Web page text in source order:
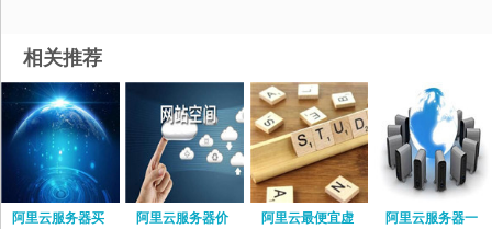
相关推荐
阿里云服务器买
阿里云服务器价
阿里云最便宜虚
阿里云服务器一